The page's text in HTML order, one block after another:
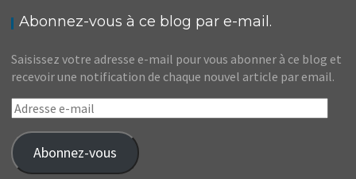
Abonnez-vous à ce blog par e-mail.
Saisissez votre adresse e-mail pour vous abonner à ce blog et
recevoir une notification de chaque nouvel article par email.
Adresse
e-
mail
Abonnez-vous